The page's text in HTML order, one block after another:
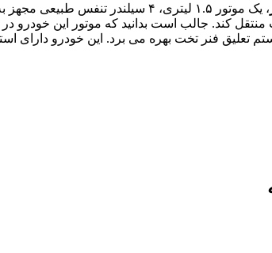
، یک موتور ۱.۵ لیتری، ۴ سیلندر تنفس طبیعی مجهز به زنجیر تایم است که قادر است نهایت قدرت ۱۰۵
کند. جالب است بدانید که موتور این خودرو
برد. این خودرو دارای استاندارد آلایندگی یورو ۵ بوده و مصرف سوخت ترکیبی به